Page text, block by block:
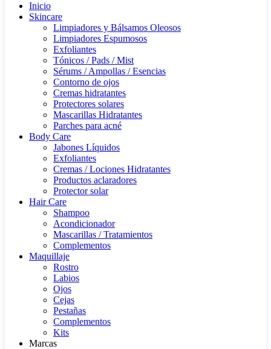
Inicio
Skincare
Limpiadores y Bálsamos Oleosos
Limpiadores Espumosos
Exfoliantes
Tónicos / Pads / Mist
Sérums / Ampollas / Esencias
Contorno de ojos
Cremas hidratantes
Protectores solares
Mascarillas Hidratantes
Parches para acné
Body Care
Jabones Líquidos
Exfoliantes
Cremas / Lociones Hidratantes
Productos aclaradores
Protector solar
Hair Care
Shampoo
Acondicionador
Mascarillas / Tratamientos
Complementos
Maquillaje
Rostro
Labios
Ojos
Cejas
Pestañas
Complementos
Kits
Marcas